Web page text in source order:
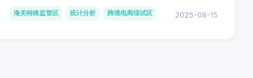
海关特殊监管区 统计分析 跨境电商综试区 2025-08-15